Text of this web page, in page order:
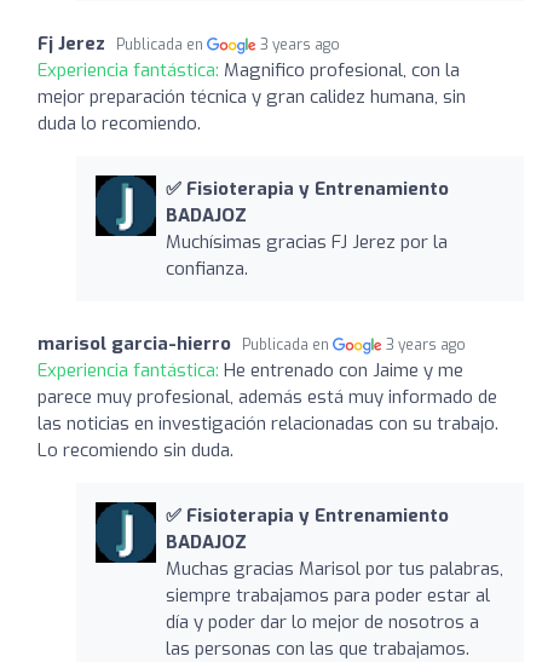
Fj Jerez Publicada en 3 years ago
Experiencia fantástica: Magnifico profesional, con la
mejor preparación técnica y gran calidez humana, sin
duda lo recomiendo.
✅ Fisioterapia y Entrenamiento
BADAJOZ
Muchísimas gracias FJ Jerez por la
confianza.
marisol garcia-hierro Publicada en 3 years ago
Experiencia fantástica: He entrenado con Jaime y me
parece muy profesional, además está muy informado de
las noticias en investigación relacionadas con su trabajo.
Lo recomiendo sin duda.
✅ Fisioterapia y Entrenamiento
BADAJOZ
Muchas gracias Marisol por tus palabras,
siempre trabajamos para poder estar al
día y poder dar lo mejor de nosotros a
las personas con las que trabajamos.